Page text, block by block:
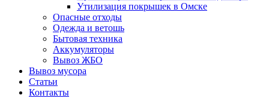
Утилизация покрышек в Омске
Опасные отходы
Одежда и ветошь
Бытовая техника
Аккумуляторы
Вывоз ЖБО
Вывоз мусора
Статьи
Контакты